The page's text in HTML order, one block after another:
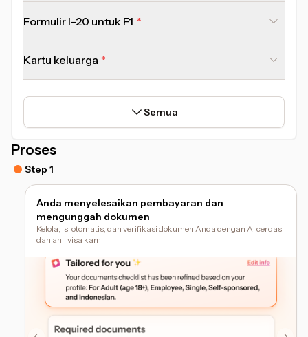
Formulir I-20 untuk F1
Kartu keluarga
Semua
Proses
Step 1
Anda menyelesaikan pembayaran dan
mengunggah dokumen
Kelola, isi otomatis, dan verifikasi dokumen Anda dengan AI cerdas
dan ahli visa kami.